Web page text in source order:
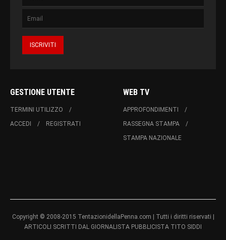
GESTIONE UTENTE
TERMINI UTILIZZO
ACCEDI
REGISTRATI
WEB TV
APPROFONDIMENTI
RASSEGNA STAMPA
STAMPA NAZIONALE
Copyright © 2008-2015 TentazionidellaPenna.com | Tutti i diritti riservati |
ARTICOLI SCRITTI DAL GIORNALISTA PUBBLICISTA TITO SIDDI